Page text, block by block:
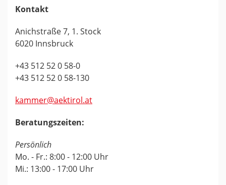
Kontakt
Anichstraße 7, 1. Stock
6020 Innsbruck
+43 512 52 0 58-0
+43 512 52 0 58-130
kammer@aektirol.at
Beratungszeiten:
Persönlich
Mo. - Fr.: 8:00 - 12:00 Uhr
Mi.: 13:00 - 17:00 Uhr